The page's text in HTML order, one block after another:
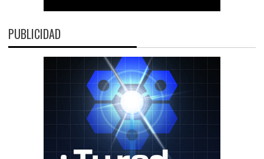
PUBLICIDAD